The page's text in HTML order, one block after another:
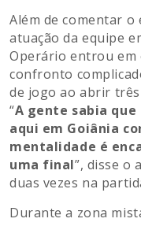
Além de comentar
atuação da equipe
Operário entrou em
confronto
de jogo ao abrir
“A gente sabia
aqui em Goiânia
mentalidade é
uma final”, disse o
duas vezes na
Durante a zona